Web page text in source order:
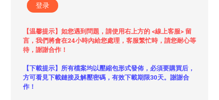
登录
【温馨提示】如您遇到問題，請使用右上方的 <線上客服> 留
言，我們將會在24小時內給您處理，客服繁忙時，請您耐心等
待，謝謝合作！
【下載提示】所有檔案均以壓縮包形式發佈，必須要購買后，
方可看見下載鏈接及解壓密碼，有效下載期限30天。謝謝合
作！